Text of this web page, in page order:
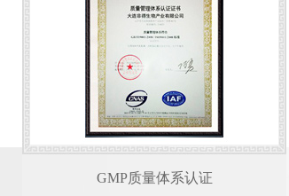
GMP质量体系认证